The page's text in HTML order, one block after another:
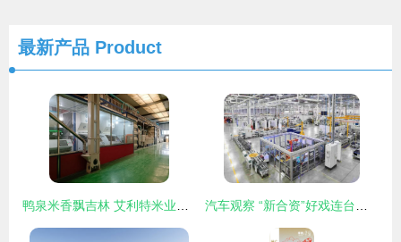
最新产品 Product
鸭泉米香飘吉林 艾利特米业二十三年有机耕耘，铸就白金名片与文化新篇 汽车观察 “新合资”好戏连台，跨国车企的自我觉醒与文化融合